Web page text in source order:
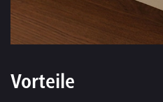
Vorteile